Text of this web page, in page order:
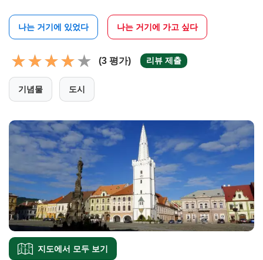
나는 거기에 있었다 나는 거기에 가고 싶다
(3 평가) 리뷰 제출
기념물 도시
지도에서 모두 보기